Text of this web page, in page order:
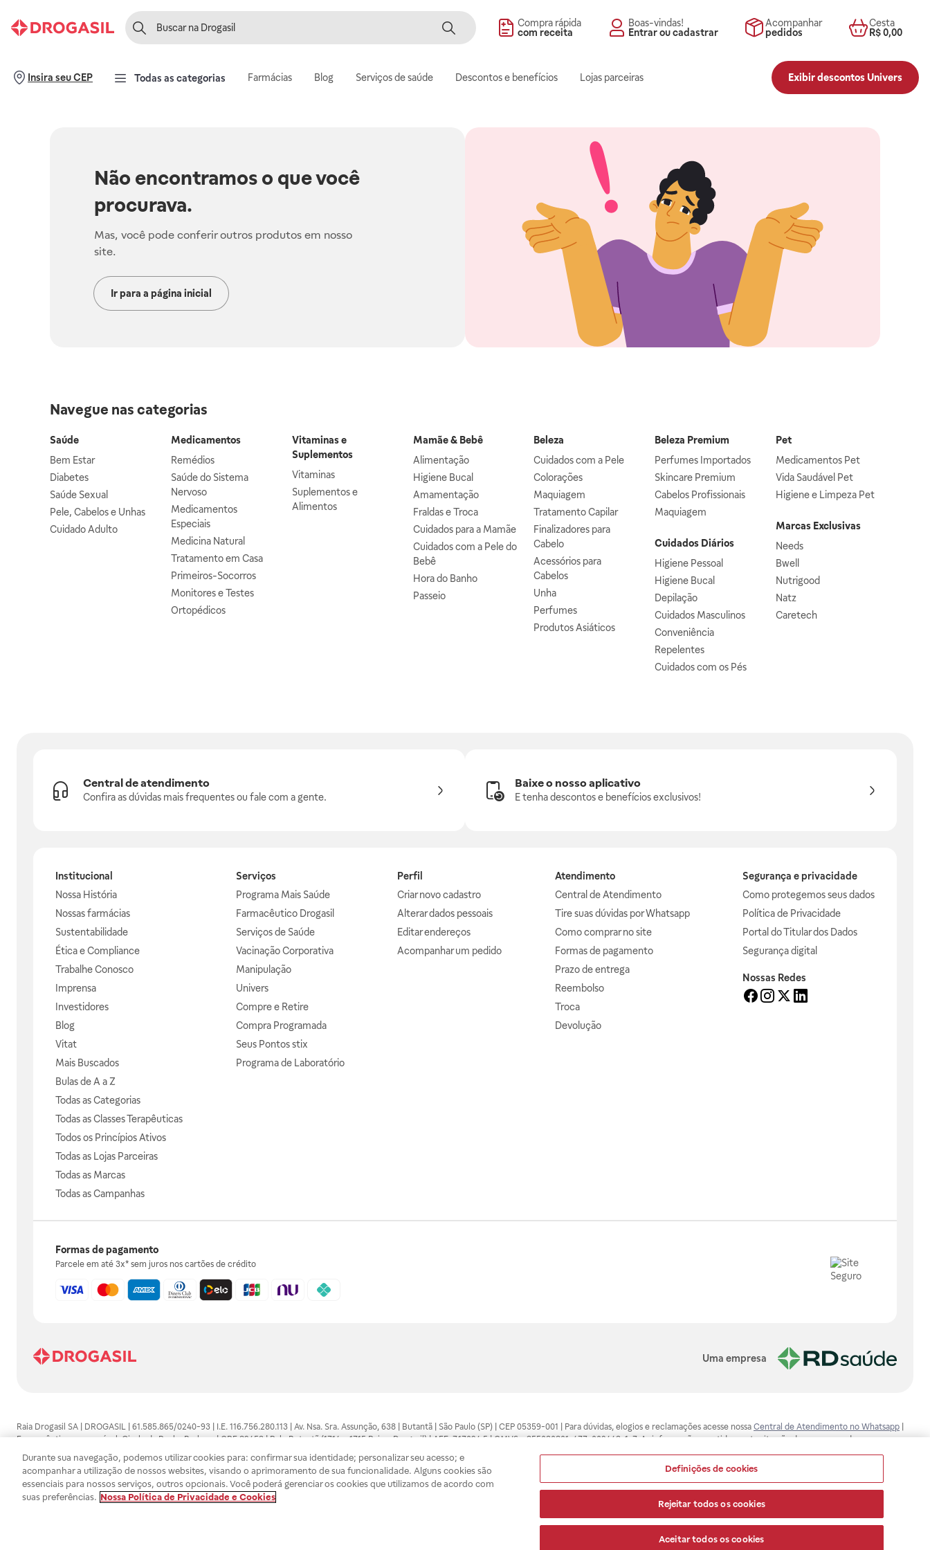
Compra rápida
com receita
Boas-vindas!
Entrar ou cadastrar
Acompanhar
pedidos
Cesta
R$ 0,00
Insira seu CEP Todas as categorias Farmácias Blog Serviços de saúde Descontos e benefícios Lojas parceiras Exibir descontos Univers
Não encontramos o que você
procurava.
Mas, você pode conferir outros produtos em nosso
site.
Ir para a página inicial
Navegue nas categorias
Saúde
Bem Estar
Diabetes
Saúde Sexual
Pele, Cabelos e Unhas
Cuidado Adulto
Medicamentos
Remédios
Saúde do Sistema
Nervoso
Medicamentos
Especiais
Medicina Natural
Tratamento em Casa
Primeiros-Socorros
Monitores e Testes
Ortopédicos
Vitaminas e
Suplementos
Vitaminas
Suplementos e
Alimentos
Mamãe & Bebê
Alimentação
Higiene Bucal
Amamentação
Fraldas e Troca
Cuidados para a Mamãe
Cuidados com a Pele do
Bebê
Hora do Banho
Passeio
Beleza
Cuidados com a Pele
Colorações
Maquiagem
Tratamento Capilar
Finalizadores para
Cabelo
Acessórios para
Cabelos
Unha
Perfumes
Produtos Asiáticos
Beleza Premium
Perfumes Importados
Skincare Premium
Cabelos Profissionais
Maquiagem
Cuidados Diários
Higiene Pessoal
Higiene Bucal
Depilação
Cuidados Masculinos
Conveniência
Repelentes
Cuidados com os Pés
Pet
Medicamentos Pet
Vida Saudável Pet
Higiene e Limpeza Pet
Marcas Exclusivas
Needs
Bwell
Nutrigood
Natz
Caretech
Central de atendimento
Confira as dúvidas mais frequentes ou fale com a gente.
Baixe o nosso aplicativo
E tenha descontos e benefícios exclusivos!
Institucional
Nossa História
Nossas farmácias
Sustentabilidade
Ética e Compliance
Trabalhe Conosco
Imprensa
Investidores
Blog
Vitat
Mais Buscados
Bulas de A a Z
Todas as Categorias
Todas as Classes Terapêuticas
Todos os Princípios Ativos
Todas as Lojas Parceiras
Todas as Marcas
Todas as Campanhas
Serviços
Programa Mais Saúde
Farmacêutico Drogasil
Serviços de Saúde
Vacinação Corporativa
Manipulação
Univers
Compre e Retire
Compra Programada
Seus Pontos stix
Programa de Laboratório
Perfil
Criar novo cadastro
Alterar dados pessoais
Editar endereços
Acompanhar um pedido
Atendimento
Central de Atendimento
Tire suas dúvidas por Whatsapp
Como comprar no site
Formas de pagamento
Prazo de entrega
Reembolso
Troca
Devolução
Segurança e privacidade
Como protegemos seus dados
Política de Privacidade
Portal do Titular dos Dados
Segurança digital
Nossas Redes
Formas de pagamento
Parcele em até 3x* sem juros nos cartões de crédito
Uma empresa
Raia Drogasil SA | DROGASIL | 61.585.865/0240-93 | I.E. 116.756.280.113 | Av. Nsa. Sra. Assunção, 638 | Butantã | São Paulo (SP) | CEP 05359-001 | Para dúvidas, elogios e reclamações acesse nossa Central de Atendimento no Whatsapp
Farmacêutico responsável: Gisele da Penha Barbosa | CRF 89453 | Polo Butantã (1714 e 1715 Raia e Drogasil) | AFE: 7.17094.5 | CMVS - 355030801-477-002443-1-7. As informações contidas neste site não devem ser usadas para
automedicação e não substituem, em hipótese alguma, as orientações dadas pelo profissional da área médica. Somente o médico está apto a diagnosticar qualquer problema de saúde e prescrever o tratamento adequado. Ao
persistirem os sintomas, um médico deverá ser consultado. Os preços e promoções divulgados no site são válidos apenas para compras feitas pela internet. Maiores esclarecimentos, consultar o site: www.anvisa.gov.br. A Raia Drogasil
SA trabalha com as tecnologias mais avançadas de proteção de dados, para que você possa realizar suas compras com tranquilidade. A privacidade e a segurança dos clientes são compromissos da Raia Drogasil SA. Todos os pedidos
efetuados estão sujeitos à confirmação da disponibilidade de produto em nosso estoque.
Durante sua navegação, podemos utilizar cookies para: confirmar sua identidade; personalizar seu acesso; e
acompanhar a utilização de nossos websites, visando o aprimoramento de sua funcionalidade. Alguns cookies são
essenciais para nossos serviços, outros opcionais. Você poderá gerenciar os cookies que utilizamos de acordo com
suas preferências. Nossa Política de Privacidade e Cookies
Definições de cookies
Rejeitar todos os cookies
Aceitar todos os cookies